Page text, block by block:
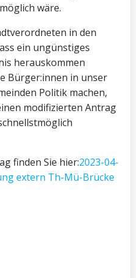
wäre.
in den
ein ungünstiges
herauskommen
Bürger:innen in unser
Politik machen,
modifizierten Antrag
finden Sie hier:2023-04-
extern Th-Mü-Brücke